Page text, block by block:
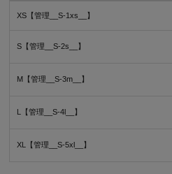
XS【管理__S-1xs__】
S【管理__S-2s__】
M【管理__S-3m__】
L【管理__S-4l__】
XL【管理__S-5xl__】